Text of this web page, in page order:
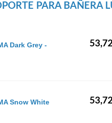
PARA BAÑERA
Dark Grey -
Snow White